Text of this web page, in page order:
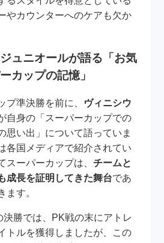
やカウンターへのケアも欠か
ュニオールが語る「お気
カップの記憶」
プ準決勝を前に、 ヴィニシウ
自身の「スーパーカップでの
思い出」について語っていま
各国メディアで紹介されてい
スーパーカップは、チームと
成長を証明してきた舞台であ
ます。
決勝では、PK戦の末にアトレ
トルを獲得しましたが、この